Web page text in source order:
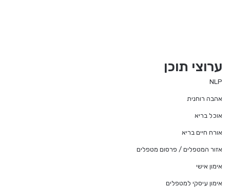
ערוצי תוכן
NLP
אהבה רוחנית
אוכל בריא
אורח חיים בריא
אזור המטפלים / פרסום מטפלים
אימון אישי
אימון עיסקי למטפלים